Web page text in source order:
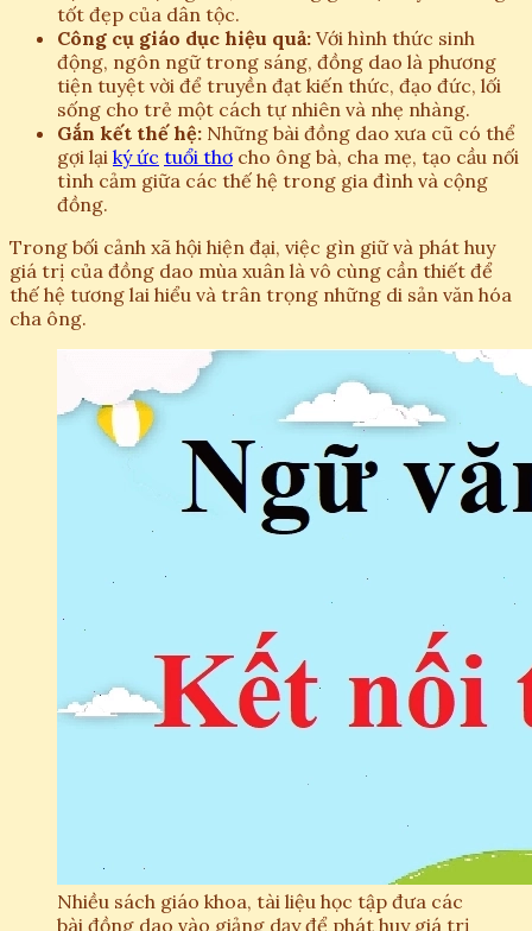
tốt đẹp của dân tộc.
Công cụ giáo dục hiệu quả: Với hình thức sinh
động, ngôn ngữ trong sáng, đồng dao là phương
tiện tuyệt vời để truyền đạt kiến thức, đạo đức, lối
sống cho trẻ một cách tự nhiên và nhẹ nhàng.
Gắn kết thế hệ: Những bài đồng dao xưa cũ có thể
gợi lại ký ức tuổi thơ cho ông bà, cha mẹ, tạo cầu nối
tình cảm giữa các thế hệ trong gia đình và cộng
đồng.
Trong bối cảnh xã hội hiện đại, việc gìn giữ và phát huy
giá trị của đồng dao mùa xuân là vô cùng cần thiết để
thế hệ tương lai hiểu và trân trọng những di sản văn hóa
cha ông.
Nhiều sách giáo khoa, tài liệu học tập đưa các
bài đồng dao vào giảng dạy để phát huy giá trị